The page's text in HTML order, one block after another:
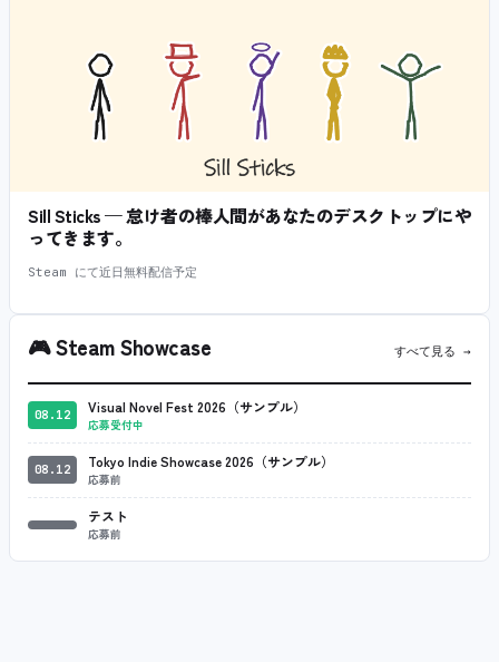
Sill Sticks — 怠け者の棒人間があなたのデスクトップにや
ってきます。
Steam にて近日無料配信予定
🎮Steam Showcase すべて見る →
08.12 Visual Novel Fest 2026（サンプル）
応募受付中
08.12 Tokyo Indie Showcase 2026（サンプル）
応募前
テスト
応募前